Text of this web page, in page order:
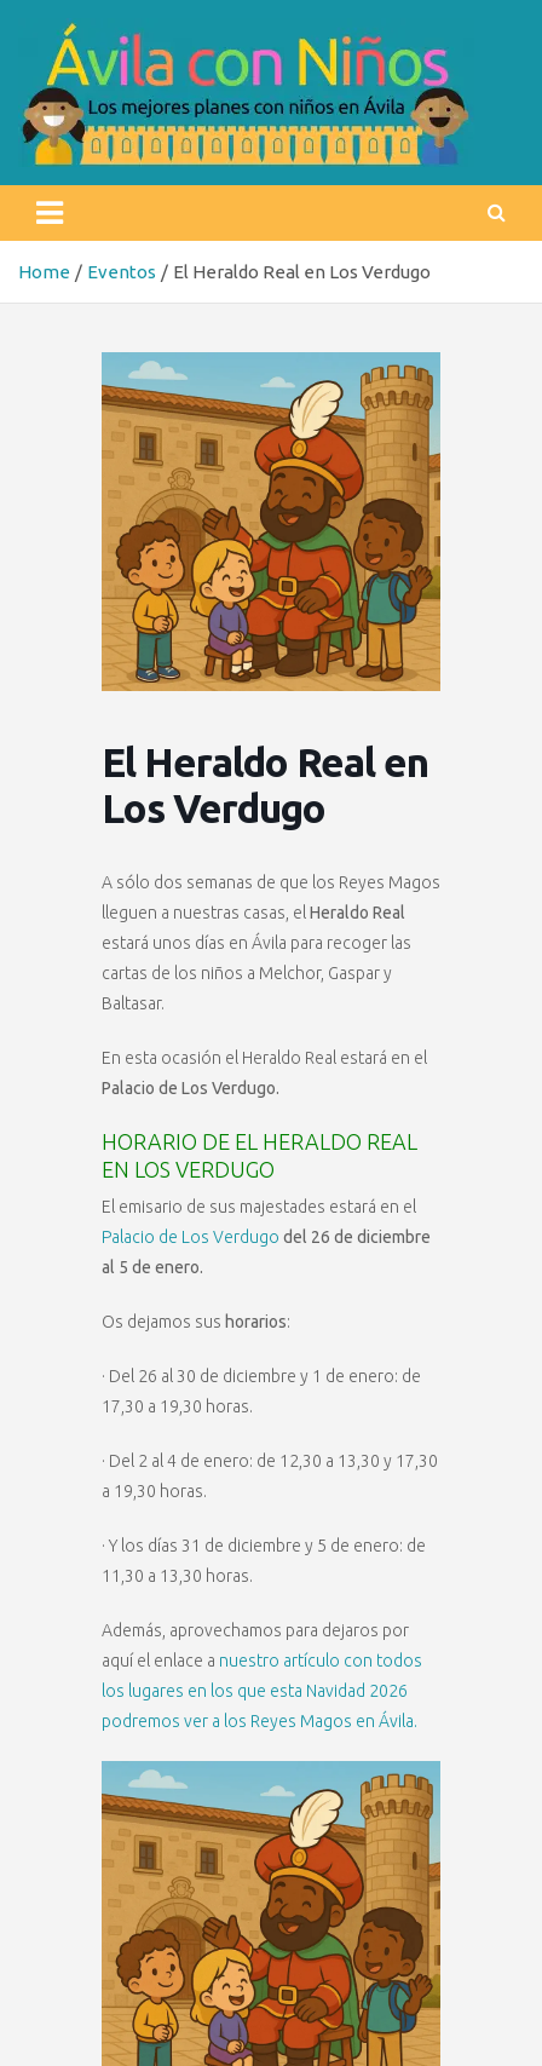
content
Ávila con niños
Home Eventos El Heraldo Real en Los Verdugo
El Heraldo Real en
Los Verdugo
A sólo dos semanas de que los Reyes Magos
lleguen a nuestras casas, el Heraldo Real
estará unos días en Ávila para recoger las
cartas de los niños a Melchor, Gaspar y
Baltasar.
En esta ocasión el Heraldo Real estará en el
Palacio de Los Verdugo.
HORARIO DE EL HERALDO REAL
EN LOS VERDUGO
El emisario de sus majestades estará en el
Palacio de Los Verdugo del 26 de diciembre
al 5 de enero.
Os dejamos sus horarios:
· Del 26 al 30 de diciembre y 1 de enero: de
17,30 a 19,30 horas.
· Del 2 al 4 de enero: de 12,30 a 13,30 y 17,30
a 19,30 horas.
· Y los días 31 de diciembre y 5 de enero: de
11,30 a 13,30 horas.
Además, aprovechamos para dejaros por
aquí el enlace a nuestro artículo con todos
los lugares en los que esta Navidad 2026
podremos ver a los Reyes Magos en Ávila.